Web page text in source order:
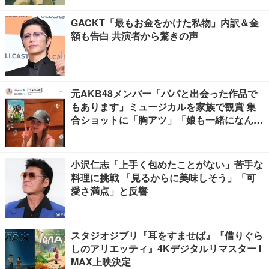
GACKT「最もお金をかけた私物」内訳＆金
額も告白 共演者から驚きの声
元AKB48メンバー「パパと出会った作品で
もあります」ミュージカルを家族で観賞 集
合ショットに「胸アツ」「娘も一緒になんて
小沢仁志「上手く包めたことがない」苦手な
料理に挑戦 「見るからに美味しそう」「可
愛さ満点」と反響
スタジオジブリ『耳をすませば』『借りぐら
しのアリエッティ』4Kデジタルリマスター I
MAX上映決定